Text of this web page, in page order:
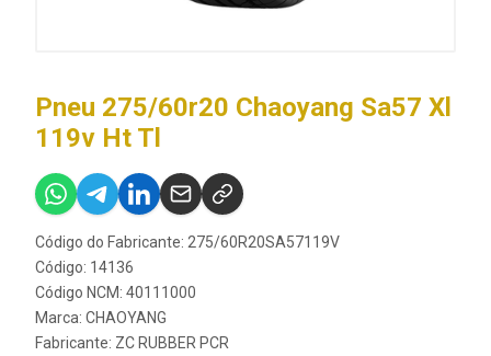
Pneu 275/60r20 Chaoyang Sa57 Xl
119v Ht Tl
Código do Fabricante: 275/60R20SA57119V
Código: 14136
Código NCM: 40111000
Marca: CHAOYANG
Fabricante: ZC RUBBER PCR